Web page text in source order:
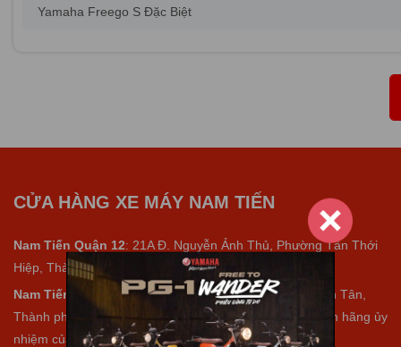
CỬA HÀNG XE MÁY NAM TIẾN
Nam Tiến Quận 12: 21A Đ. Nguyễn Ảnh Thủ, Phường Tân Thới
Hiệp, Thành phố Hồ Chí Minh (Quận 12).
Nam Tiến Bình Tân: 463B Nguyễn Thị Tú, Phường Bình Tân,
Thành phố Hồ Chí Minh (Bình Tân) (Đại lý Yamaha chính hãng ủy
nhiệm của tập đoàn Yamaha Motor Việt Nam).